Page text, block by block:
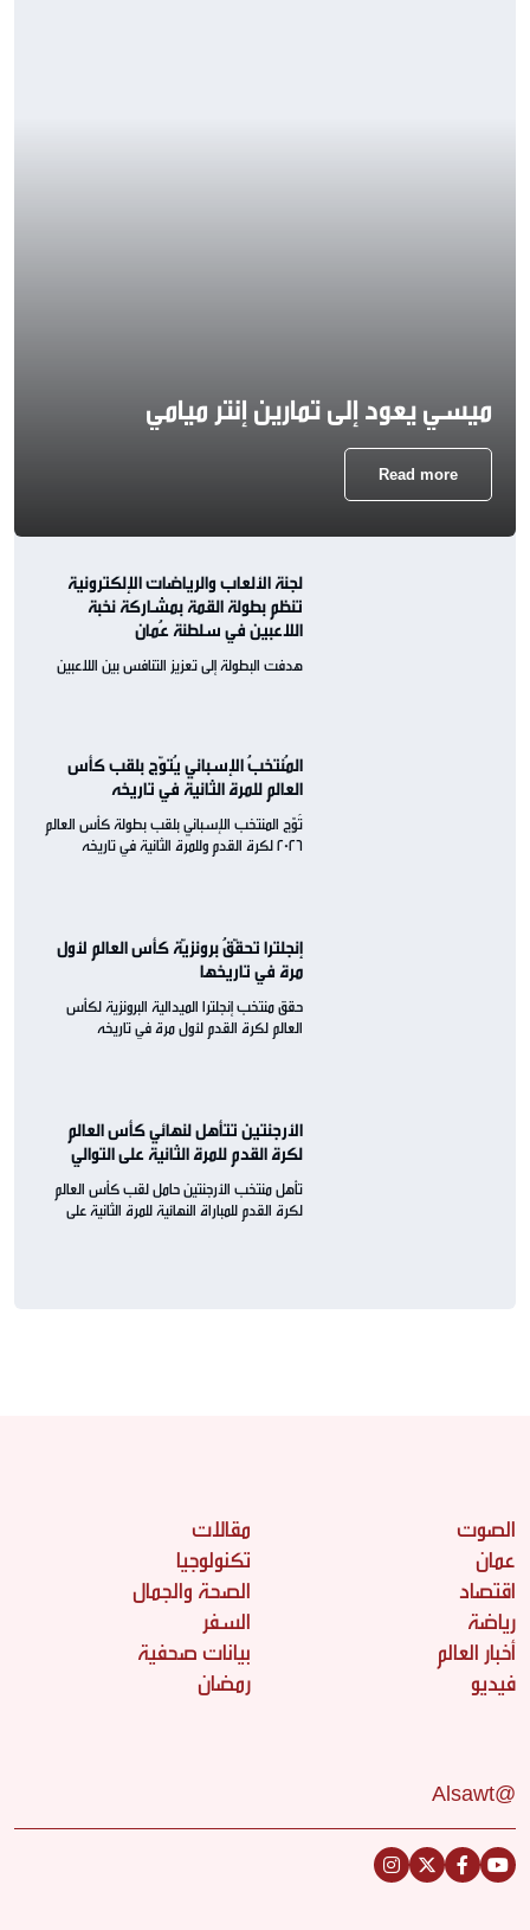
ميسي يعود إلى تمارين إنتر ميامي
Read more
لجنة الألعاب والرياضات الإلكترونية
تنظم بطولة القمة بمشاركة نخبة
اللاعبين في سلطنة عُمان
هدفت البطولة إلى تعزيز التنافس بين اللاعبين
المُنتخبُ الإسباني يُتوّج بلقب كأس
العالم للمرة الثانية في تاريخه
تُوّج المنتخب الإسباني بلقب بطولة كأس العالم
2026 لكرة القدم وللمرة الثانية في تاريخه
إنجلترا تحقّقُ برونزيّة كأس العالم لأول
مرة في تاريخها
حقق منتخب إنجلترا الميدالية البرونزية لكأس
العالم لكرة القدم لأول مرة في تاريخه
الأرجنتين تتأهل لنهائي كأس العالم
لكرة القدم للمرة الثانية على التوالي
تأهل منتخب الأرجنتين حامل لقب كأس العالم
لكرة القدم للمباراة النهائية للمرة الثانية على
الصوت
عمان
اقتصاد
رياضة
أخبار العالم
فيديو
مقالات
تكنولوجيا
الصحة والجمال
السفر
بيانات صحفية
رمضان
@Alsawt